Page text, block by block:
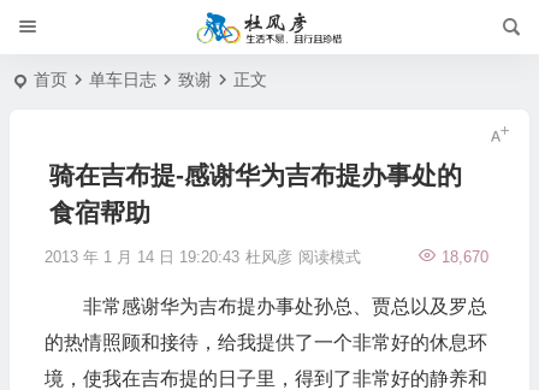
首页 单车日志 致谢 正文
骑在吉布提-感谢华为吉布提办事处的
食宿帮助
2013 年 1 月 14 日 19:20:43 杜风彦 18,670
阅读模式
非常感谢华为吉布提办事处孙总、贾总以及罗总
的热情照顾和接待，给我提供了一个非常好的休息环
境，使我在吉布提的日子里，得到了非常好的静养和